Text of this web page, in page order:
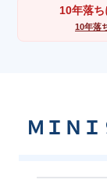
10年落
10年落
ＭＩＮ